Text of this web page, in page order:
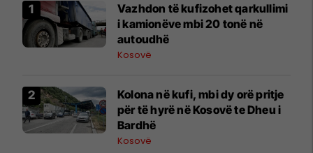
Vazhdon të kufizohet qarkullimi
i kamionëve mbi 20 tonë në
autoudhë
Kosovë
Kolona në kufi, mbi dy orë pritje
për të hyrë në Kosovë te Dheu i
Bardhë
Kosovë